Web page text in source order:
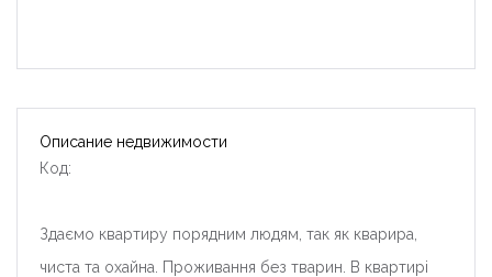
Описание недвижимости
Код:
Здаємо квартиру порядним людям, так як кварира,
чиста та охайна. Проживання без тварин. В квартирі